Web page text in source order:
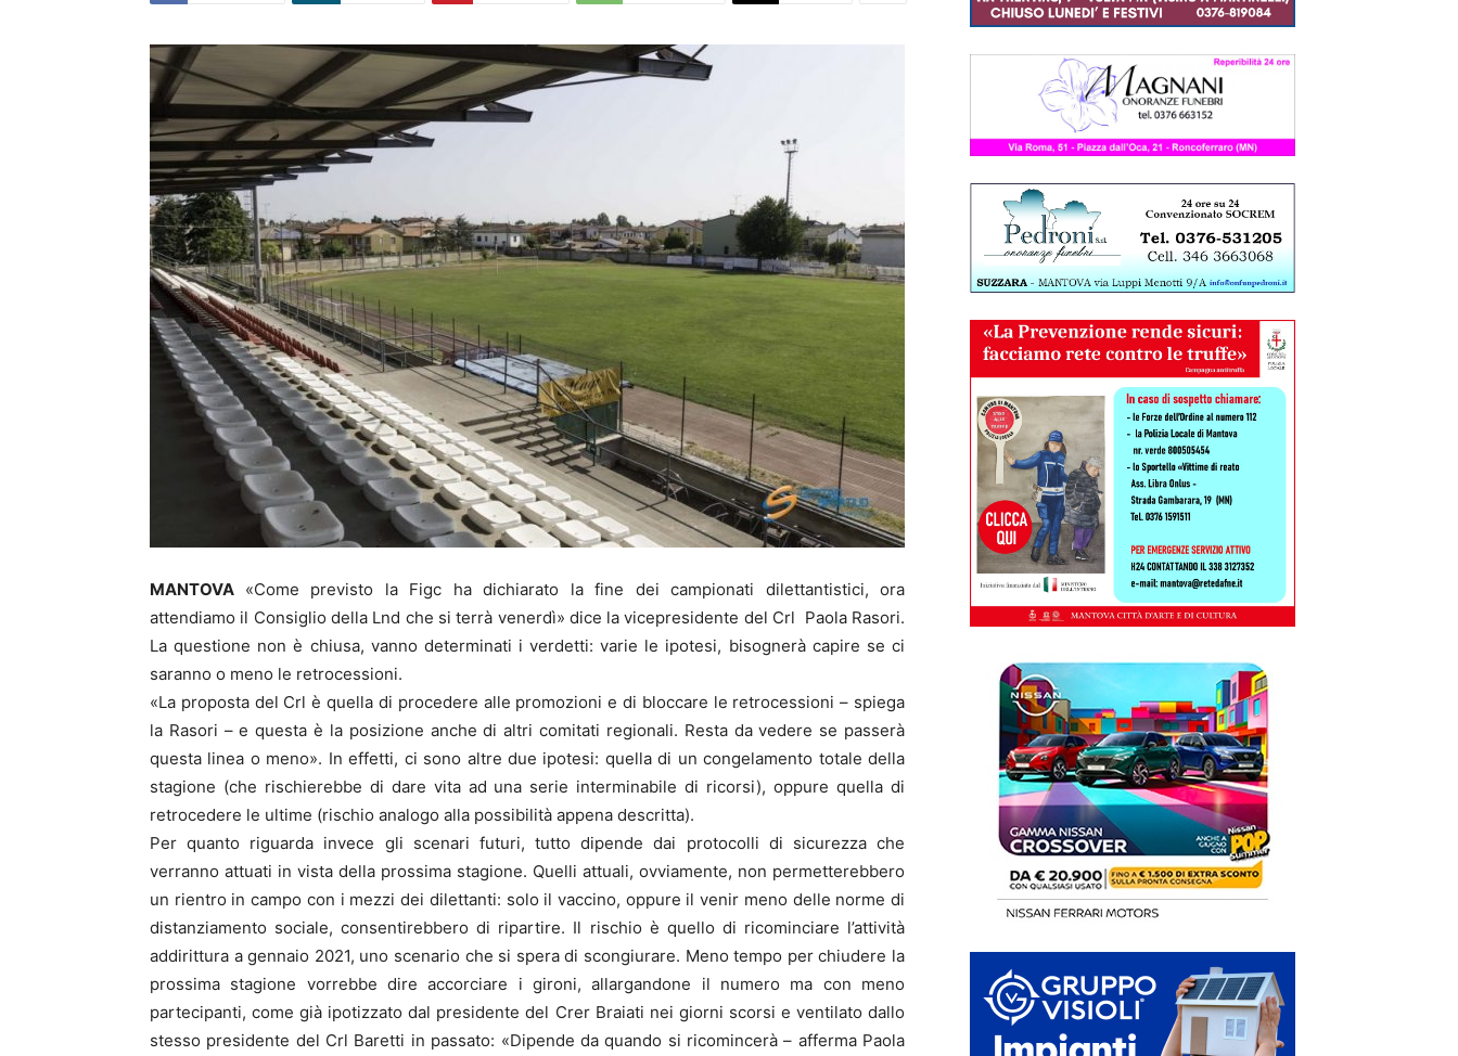
MANTOVA «Come previsto la Figc ha dichiarato la fine dei campionati dilettantistici, ora
attendiamo il Consiglio della Lnd che si terrà venerdì» dice la vicepresidente del Crl Paola Rasori.
La questione non è chiusa, vanno determinati i verdetti: varie le ipotesi, bisognerà capire se ci
saranno o meno le retrocessioni.
«La proposta del Crl è quella di procedere alle promozioni e di bloccare le retrocessioni – spiega
la Rasori – e questa è la posizione anche di altri comitati regionali. Resta da vedere se passerà
questa linea o meno». In effetti, ci sono altre due ipotesi: quella di un congelamento totale della
stagione (che rischierebbe di dare vita ad una serie interminabile di ricorsi), oppure quella di
retrocedere le ultime (rischio analogo alla possibilità appena descritta).
Per quanto riguarda invece gli scenari futuri, tutto dipende dai protocolli di sicurezza che
verranno attuati in vista della prossima stagione. Quelli attuali, ovviamente, non permetterebbero
un rientro in campo con i mezzi dei dilettanti: solo il vaccino, oppure il venir meno delle norme di
distanziamento sociale, consentirebbero di ripartire. Il rischio è quello di ricominciare l’attività
addirittura a gennaio 2021, uno scenario che si spera di scongiurare. Meno tempo per chiudere la
prossima stagione vorrebbe dire accorciare i gironi, allargandone il numero ma con meno
partecipanti, come già ipotizzato dal presidente del Crer Braiati nei giorni scorsi e ventilato dallo
stesso presidente del Crl Baretti in passato: «Dipende da quando si ricomincerà – afferma Paola